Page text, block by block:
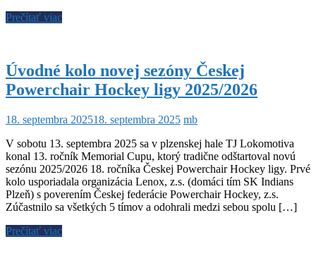
Prečítať viac
Úvodné kolo novej sezóny Českej
Powerchair Hockey ligy 2025/2026
18. septembra 202518. septembra 2025 mb
V sobotu 13. septembra 2025 sa v plzenskej hale TJ Lokomotiva
konal 13. ročník Memorial Cupu, ktorý tradične odštartoval novú
sezónu 2025/2026 18. ročníka Českej Powerchair Hockey ligy. Prvé
kolo usporiadala organizácia Lenox, z.s. (domáci tím SK Indians
Plzeň) s poverením Českej federácie Powerchair Hockey, z.s.
Zúčastnilo sa všetkých 5 tímov a odohrali medzi sebou spolu […]
Prečítať viac